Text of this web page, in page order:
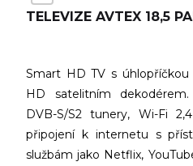
TELEVIZE AVTEX 18,5
Smart HD TV s úhlopříčkou
HD satelitním
DVB-S/S2 tunery, Wi-Fi
připojení k internetu s
službám jako Netflix,